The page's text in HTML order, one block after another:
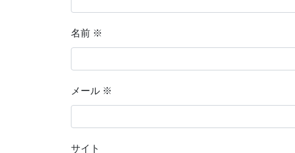
名前 ※
メール ※
サイト